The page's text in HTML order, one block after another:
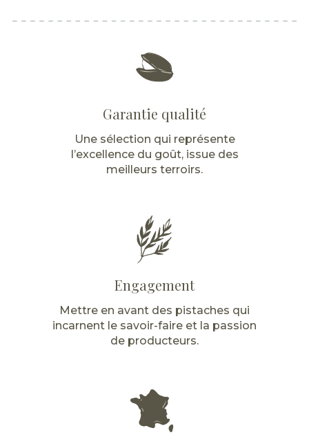
Garantie qualité
Une sélection qui représente
l’excellence du goût, issue des
meilleurs terroirs.
Engagement
Mettre en avant des pistaches qui
incarnent le savoir-faire et la passion
de producteurs.